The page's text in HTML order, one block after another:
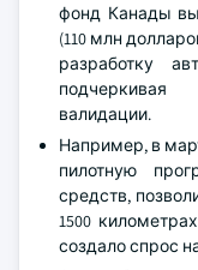
фонд Канады
(110 млн
разработку
подчеркивая
валидации.
Например, в
пилотную
средств,
1500
создало спрос